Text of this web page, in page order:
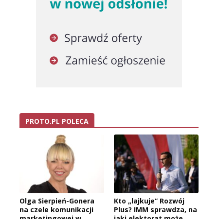
PROTO.PL POLECA
Olga Sierpień-Gonera
na czele komunikacji
Kto „lajkuje” Rozwój
Plus? IMM sprawdza, na